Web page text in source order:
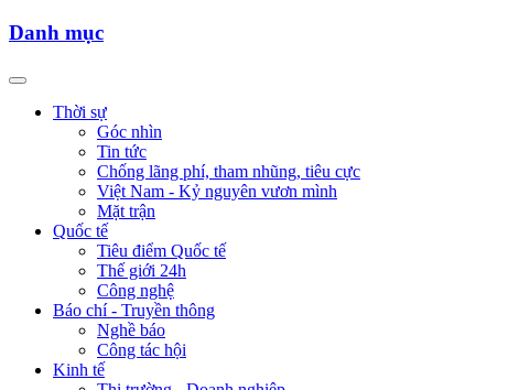
Danh mục
Thời sự
Góc nhìn
Tin tức
Chống lãng phí, tham nhũng, tiêu cực
Việt Nam - Kỷ nguyên vươn mình
Mặt trận
Quốc tế
Tiêu điểm Quốc tế
Thế giới 24h
Công nghệ
Báo chí - Truyền thông
Nghề báo
Công tác hội
Kinh tế